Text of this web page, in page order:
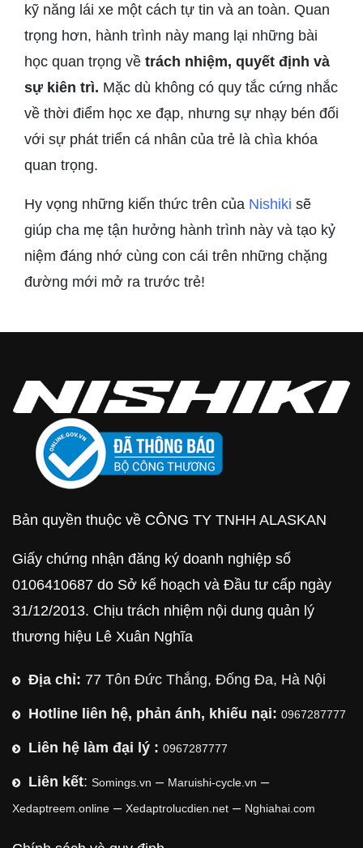
kỹ năng lái xe một cách tự tin và an toàn. Quan
trọng hơn, hành trình này mang lại những bài
học quan trọng về trách nhiệm, quyết định và
sự kiên trì. Mặc dù không có quy tắc cứng nhắc
về thời điểm học xe đạp, nhưng sự nhạy bén đối
với sự phát triển cá nhân của trẻ là chìa khóa
quan trọng.
Hy vọng những kiến thức trên của Nishiki sẽ
giúp cha mẹ tận hưởng hành trình này và tạo kỷ
niệm đáng nhớ cùng con cái trên những chặng
đường mới mở ra trước trẻ!
Bản quyền thuộc về CÔNG TY TNHH ALASKAN
Giấy chứng nhận đăng ký doanh nghiệp số
0106410687 do Sở kế hoạch và Đầu tư cấp ngày
31/12/2013. Chịu trách nhiệm nội dung quản lý
thương hiệu Lê Xuân Nghĩa
Địa chỉ: 77 Tôn Đức Thắng, Đống Đa, Hà Nội
Hotline liên hệ, phản ánh, khiếu nại: 0967287777
Liên hệ làm đại lý : 0967287777
Liên kết: Somings.vn – Maruishi-cycle.vn –
Xedaptreem.online – Xedaptrolucdien.net – Nghiahai.com